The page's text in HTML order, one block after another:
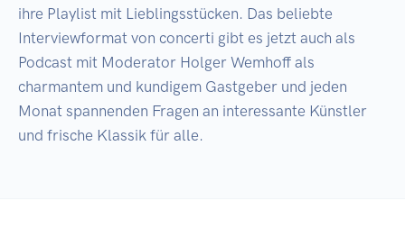
ihre Playlist mit Lieblingsstücken. Das beliebte
Interviewformat von concerti gibt es jetzt auch als
Podcast mit Moderator Holger Wemhoff als
charmantem und kundigem Gastgeber und jeden
Monat spannenden Fragen an interessante Künstler
und frische Klassik für alle.